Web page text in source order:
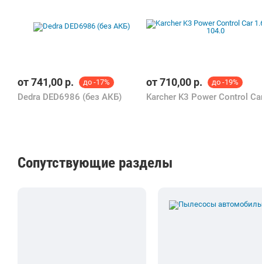
скид
найд
ёшь
от741,00 р. до -17%
Dedra DED6986 (без АКБ)
от710,00 р. до -19%
Сопутствующие разделы